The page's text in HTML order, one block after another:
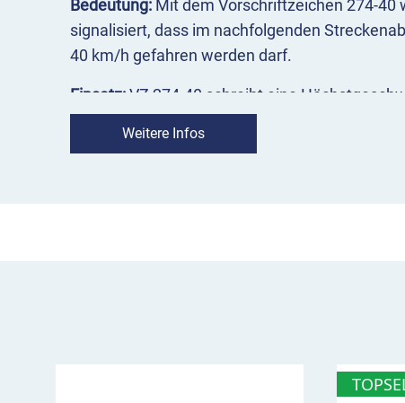
Bedeutung: Mit dem Vorschriftzeichen 274-40
signalisiert, dass im nachfolgenden
40 km/h gefahren werden darf.
Einsatz:VZ 274-40 schreibt eine
vor. Das Zeichen wird zumeist nur dort
werden. Unter anderem kann eine
Weitere Infos